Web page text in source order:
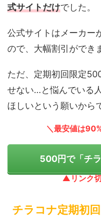
式サイトだけでした。
公式サイトはメーカー
ので、大幅割引ができ
ただ、定期初回限定
せない…と悩んでいる
ほしいという願いから
＼最安値は
500円で「チ
▲リンク
チラコナ定期初